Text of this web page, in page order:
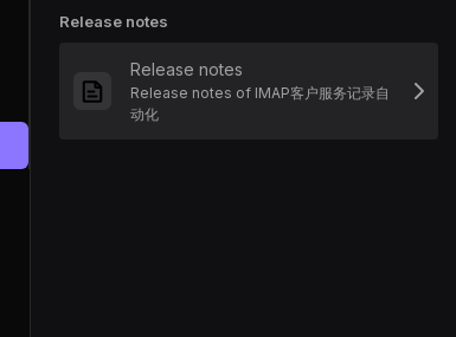
Release notes
Release notes
Release notes of IMAP客户服务记录自
动化